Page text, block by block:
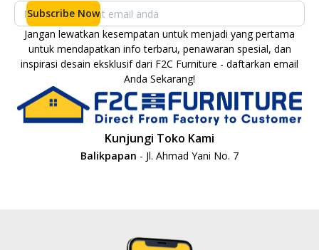
Subscribe Now
Jangan lewatkan kesempatan untuk menjadi yang pertama
untuk mendapatkan info terbaru, penawaran spesial, dan
inspirasi desain eksklusif dari F2C Furniture - daftarkan email
Anda Sekarang!
Kunjungi Toko Kami
Balikpapan - Jl. Ahmad Yani No. 7